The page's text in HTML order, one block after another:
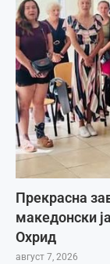
Прекрасна
македонски
Охрид
август 7, 2026